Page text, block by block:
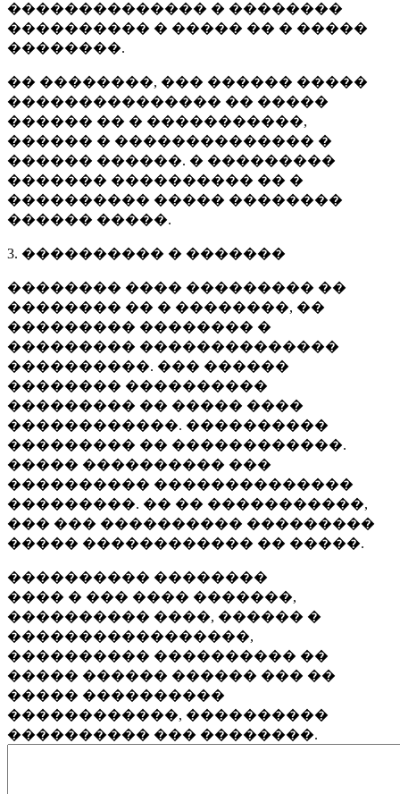
�������������� � ��������
���������� � ����� �� � �����
��������.
�� ��������, ��� ������ �����
��������������� �� �����
������ �� � �����������,
������ � �������������� �
������ ������. � ���������
������� ���������� �� �
���������� ����� ��������
������ �����.
3. ���������� � �������
�������� ���� ��������� ��
�������� �� � ��������, ��
��������� �������� �
��������� ��������������
����������. ��� ������
�������� ����������
��������� �� ����� ����
������������. ����������
��������� �� ������������.
����� ���������� ���
���������� ��������������
���������. �� �� �����������,
��� ��� ���������� ���������
����� ������������ �� �����.
���������� ��������
���� � ��� ���� �������,
���������� ����, ������ �
�����������������,
���������� ���������� ��
����� ������ ������ ��� ��
����� ����������
������������, ����������
���������� ��� ��������.